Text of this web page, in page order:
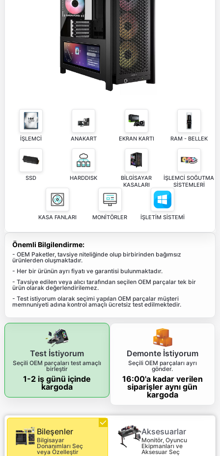
İŞLEMCİ ANAKART EKRAN KARTI RAM - BELLEK
SSD HARDDISK
BİLGİSAYAR
KASALARI
İŞLEMCİ SOĞUTMA
SİSTEMLERİ
KASA FANLARI MONİTÖRLER İŞLETİM SİSTEMİ
Önemli Bilgilendirme:
- OEM Paketler, tavsiye niteliğinde olup birbirinden bağımsız
ürünlerden oluşmaktadır.
- Her bir ürünün ayrı fiyatı ve garantisi bulunmaktadır.
- Tavsiye edilen veya alıcı tarafından seçilen OEM parçalar tek bir
ürün olarak değerlendirilemez.
- Test istiyorum olarak seçimi yapılan OEM parçalar müşteri
memnuniyeti adına kontrol amaçlı ücretsiz test edilmektedir.
Test İstiyorum
Seçili OEM parçaları test amaçlı
birleştir
1-2 iş günü içinde
kargoda
Demonte İstiyorum
Seçili OEM parçaları ayrı
gönder.
16:00'a kadar verilen
siparişler aynı gün
kargoda
Bileşenler
Bilgisayar
Donanımları Seç
veya Özelleştir
Aksesuarlar
Monitör, Oyuncu
Ekipmanları ve
Aksesuar Seç